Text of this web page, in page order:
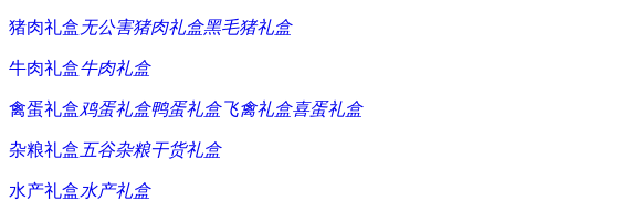
猪肉礼盒无公害猪肉礼盒黑毛猪礼盒
牛肉礼盒牛肉礼盒
禽蛋礼盒鸡蛋礼盒鸭蛋礼盒飞禽礼盒喜蛋礼盒
杂粮礼盒 五谷杂粮干货礼盒
水产礼盒水产礼盒